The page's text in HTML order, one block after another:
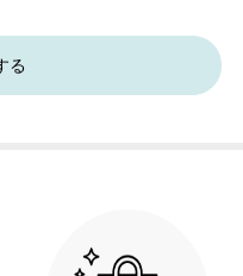
る